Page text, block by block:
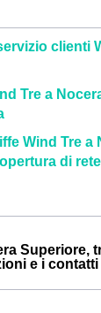
clienti
Tre a
Wind Tre a
di rete
Superiore,
e i